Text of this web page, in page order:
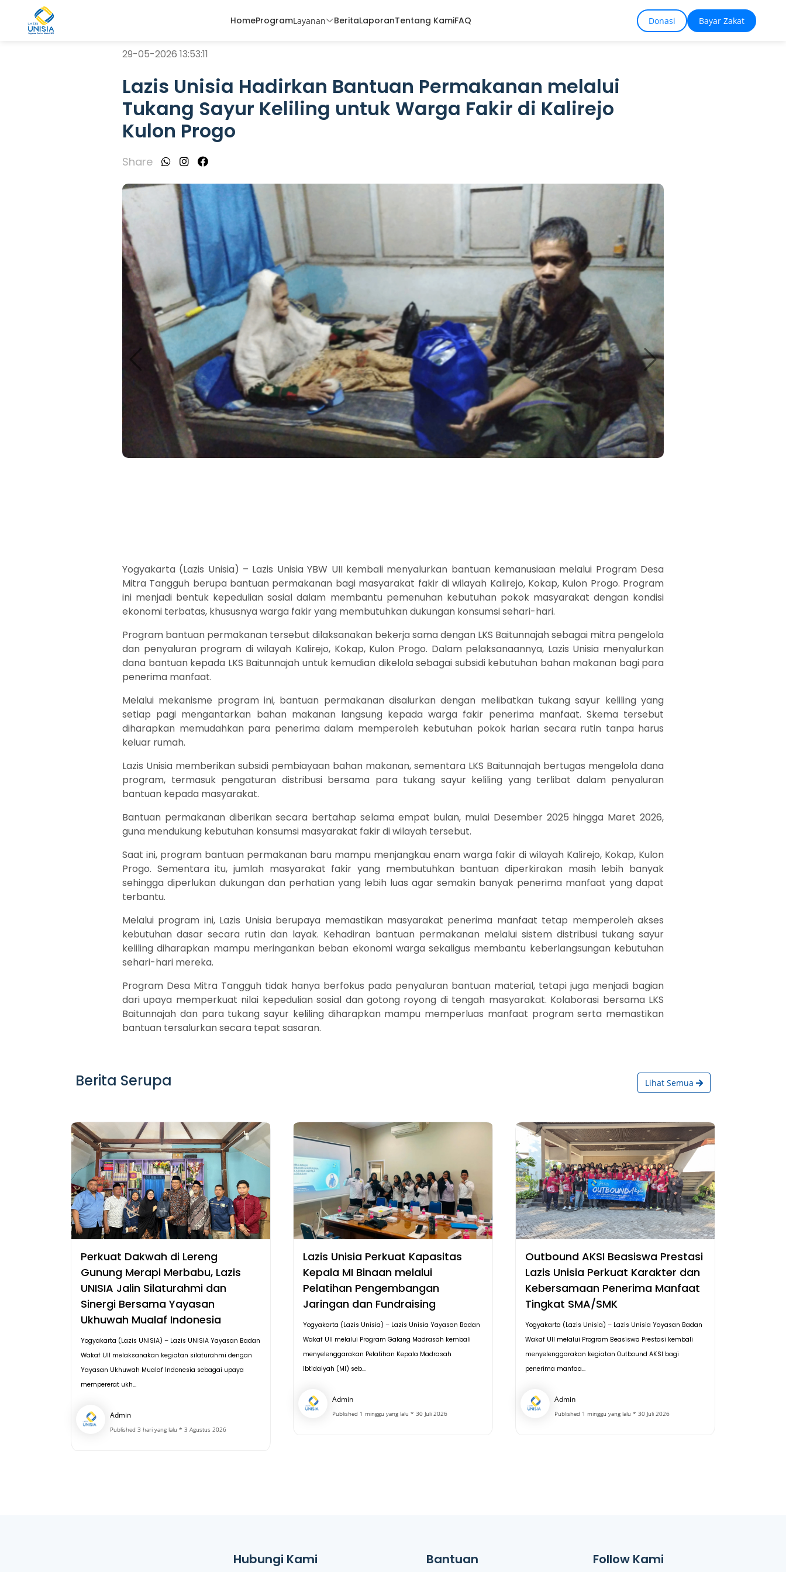
HomeProgramLayanan BeritaLaporanTentang KamiFAQ Donasi Bayar Zakat
29-05-2026 13:53:11
Lazis Unisia Hadirkan Bantuan Permakanan melalui
Tukang Sayur Keliling untuk Warga Fakir di Kalirejo
Kulon Progo
Share
Yogyakarta (Lazis Unisia) – Lazis Unisia YBW UII kembali menyalurkan bantuan kemanusiaan melalui Program Desa
Mitra Tangguh berupa bantuan permakanan bagi masyarakat fakir di wilayah Kalirejo, Kokap, Kulon Progo. Program
ini menjadi bentuk kepedulian sosial dalam membantu pemenuhan kebutuhan pokok masyarakat dengan kondisi
ekonomi terbatas, khususnya warga fakir yang membutuhkan dukungan konsumsi sehari-hari.
Program bantuan permakanan tersebut dilaksanakan bekerja sama dengan LKS Baitunnajah sebagai mitra pengelola
dan penyaluran program di wilayah Kalirejo, Kokap, Kulon Progo. Dalam pelaksanaannya, Lazis Unisia menyalurkan
dana bantuan kepada LKS Baitunnajah untuk kemudian dikelola sebagai subsidi kebutuhan bahan makanan bagi para
penerima manfaat.
Melalui mekanisme program ini, bantuan permakanan disalurkan dengan melibatkan tukang sayur keliling yang
setiap pagi mengantarkan bahan makanan langsung kepada warga fakir penerima manfaat. Skema tersebut
diharapkan memudahkan para penerima dalam memperoleh kebutuhan pokok harian secara rutin tanpa harus
keluar rumah.
Lazis Unisia memberikan subsidi pembiayaan bahan makanan, sementara LKS Baitunnajah bertugas mengelola dana
program, termasuk pengaturan distribusi bersama para tukang sayur keliling yang terlibat dalam penyaluran
bantuan kepada masyarakat.
Bantuan permakanan diberikan secara bertahap selama empat bulan, mulai Desember 2025 hingga Maret 2026,
guna mendukung kebutuhan konsumsi masyarakat fakir di wilayah tersebut.
Saat ini, program bantuan permakanan baru mampu menjangkau enam warga fakir di wilayah Kalirejo, Kokap, Kulon
Progo. Sementara itu, jumlah masyarakat fakir yang membutuhkan bantuan diperkirakan masih lebih banyak
sehingga diperlukan dukungan dan perhatian yang lebih luas agar semakin banyak penerima manfaat yang dapat
terbantu.
Melalui program ini, Lazis Unisia berupaya memastikan masyarakat penerima manfaat tetap memperoleh akses
kebutuhan dasar secara rutin dan layak. Kehadiran bantuan permakanan melalui sistem distribusi tukang sayur
keliling diharapkan mampu meringankan beban ekonomi warga sekaligus membantu keberlangsungan kebutuhan
sehari-hari mereka.
Program Desa Mitra Tangguh tidak hanya berfokus pada penyaluran bantuan material, tetapi juga menjadi bagian
dari upaya memperkuat nilai kepedulian sosial dan gotong royong di tengah masyarakat. Kolaborasi bersama LKS
Baitunnajah dan para tukang sayur keliling diharapkan mampu memperluas manfaat program serta memastikan
bantuan tersalurkan secara tepat sasaran.
Berita Serupa Lihat Semua
Perkuat Dakwah di Lereng
Gunung Merapi Merbabu, Lazis
UNISIA Jalin Silaturahmi dan
Sinergi Bersama Yayasan
Ukhuwah Mualaf Indonesia
Yogyakarta (Lazis UNISIA) – Lazis UNISIA Yayasan Badan
Wakaf UII melaksanakan kegiatan silaturahmi dengan
Yayasan Ukhuwah Mualaf Indonesia sebagai upaya
mempererat ukh...
Admin
Published 3 hari yang lalu * 3 Agustus 2026
Lazis Unisia Perkuat Kapasitas
Kepala MI Binaan melalui
Pelatihan Pengembangan
Jaringan dan Fundraising
Yogyakarta (Lazis Unisia) – Lazis Unisia Yayasan Badan
Wakaf UII melalui Program Galang Madrasah kembali
menyelenggarakan Pelatihan Kepala Madrasah
Ibtidaiyah (MI) seb...
Admin
Published 1 minggu yang lalu * 30 Juli 2026
Outbound AKSI Beasiswa Prestasi
Lazis Unisia Perkuat Karakter dan
Kebersamaan Penerima Manfaat
Tingkat SMA/SMK
Yogyakarta (Lazis Unisia) – Lazis Unisia Yayasan Badan
Wakaf UII melalui Program Beasiswa Prestasi kembali
menyelenggarakan kegiatan Outbound AKSI bagi
penerima manfaa...
Admin
Published 1 minggu yang lalu * 30 Juli 2026
Hubungi Kami Bantuan Follow Kami